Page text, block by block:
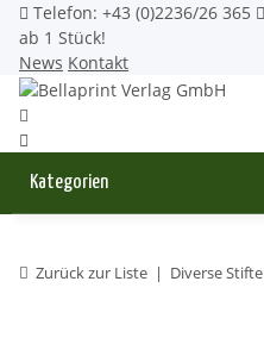
Telefon: +43 (0)2236/26 365
ab 1 Stück!
News Kontakt
Kategorien
Zurück zur Liste Diverse Stifte